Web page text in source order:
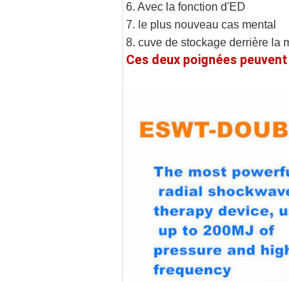
6. Avec la fonction d'ED
7. le plus nouveau cas mental
8. cuve de stockage derrière la
Ces deux poignées